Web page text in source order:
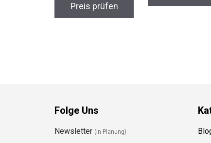
Preis prüfen
Folge Uns
Newsletter (in Planung)